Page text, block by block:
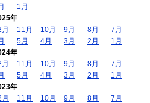
1月
年
月
11月 10月 9月 8月
7月
5月 4月 3月 2月
1月
年
月
11月 10月 9月 8月
7月
5月 4月 3月 2月
1月
年
月
11月 10月 9月 8月
7月